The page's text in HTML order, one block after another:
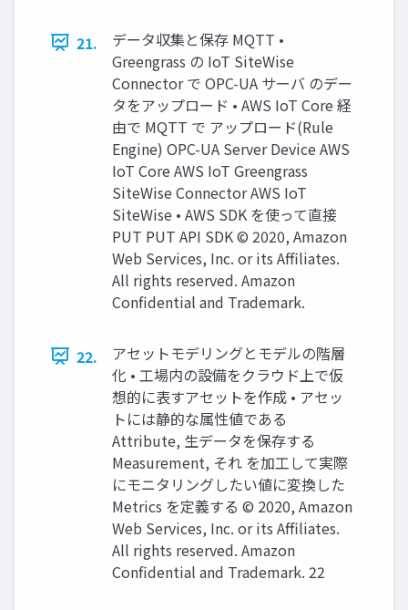
21.
データ収集と保存 MQTT •
Greengrass の IoT SiteWise
Connector で OPC-UA サーバ のデー
タをアップロード • AWS IoT Core 経
由で MQTT で アップロード(Rule
Engine) OPC-UA Server Device AWS
IoT Core AWS IoT Greengrass
SiteWise Connector AWS IoT
SiteWise • AWS SDK を使って直接
PUT PUT API SDK © 2020, Amazon
Web Services, Inc. or its Affiliates.
All rights reserved. Amazon
Confidential and Trademark.
22.
アセットモデリングとモデルの階層
化 • 工場内の設備をクラウド上で仮
想的に表すアセットを作成 • アセッ
トには静的な属性値である
Attribute, 生データを保存する
Measurement, それ を加工して実際
にモニタリングしたい値に変換した
Metrics を定義する © 2020, Amazon
Web Services, Inc. or its Affiliates.
All rights reserved. Amazon
Confidential and Trademark. 22